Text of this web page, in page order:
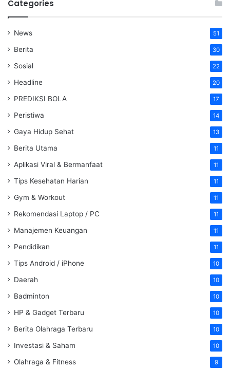
Categories
News 51
Berita 30
Sosial 22
Headline 20
PREDIKSI BOLA 17
Peristiwa 14
Gaya Hidup Sehat 13
Berita Utama 11
Aplikasi Viral & Bermanfaat 11
Tips Kesehatan Harian 11
Gym & Workout 11
Rekomendasi Laptop / PC 11
Manajemen Keuangan 11
Pendidikan 11
Tips Android / iPhone 10
Daerah 10
Badminton 10
HP & Gadget Terbaru 10
Berita Olahraga Terbaru 10
Investasi & Saham 10
Olahraga & Fitness 9